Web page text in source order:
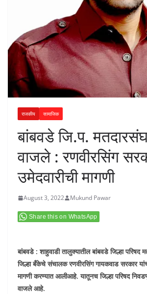
राजकीय सामाजिक
बांबवडे जि.प.
वाजले : रणवीरसिंग
उमेदवारीची मागणी
August 3, 2022 Mukund Pawar
Share this on WhatsApp
बांबवडे : शाहुवाडी तालुक्यातील बांबवडे जिल्हा परिषद
जिल्हा बँकेचे संचालक रणवीरसिंग गायकवाड सरकार
मागणी करण्यात आलीआहे. यातूनच जिल्हा परिषद
वाजले आहे.